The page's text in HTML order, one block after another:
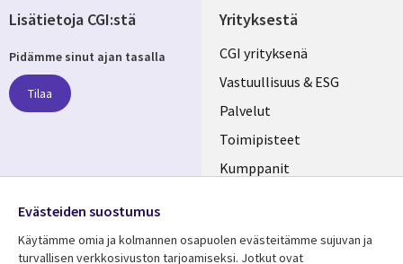
Yrityksestä
Useful
links
FINLAND
CGI yrityksenä
Vastuullisuus & ESG
Palvelut
Toimipisteet
Kumppanit
Lisätietoja CGI:stä
Pidämme sinut ajan tasalla
Tilaa
Media
Evästeiden suostumus
Käytämme omia ja kolmannen osapuolen evästeitämme sujuvan ja
turvallisen verkkosivuston tarjoamiseksi. Jotkut ovat